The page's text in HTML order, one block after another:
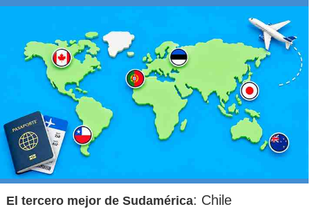
El tercero mejor de Sudamérica: Chile